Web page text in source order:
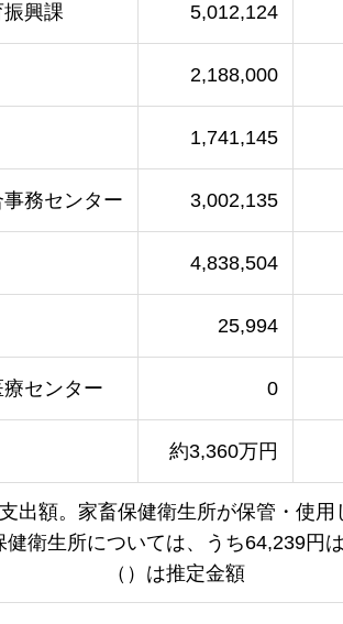
興課 5,012,124
2,188,000
1,741,145
務センター 3,002,135
4,838,504
25,994
センター 0
約3,360万円
出額。家畜保健衛生所が保管・使用
健衛生所については、うち64,239円
（）は推定金額